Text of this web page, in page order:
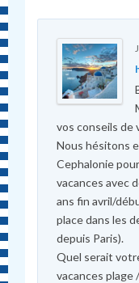
vos conseils de
Nous hésitons
Cephalonie
vacances avec
ans fin avril/
place dans les
depuis Paris).
Quel serait
vacances